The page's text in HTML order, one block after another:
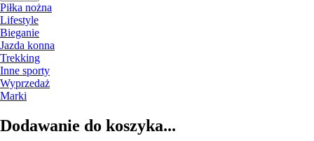
Piłka nożna
Lifestyle
Bieganie
Jazda konna
Trekking
Inne sporty
Wyprzedaż
Marki
Dodawanie do koszyka...